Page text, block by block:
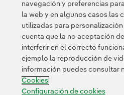
Contacta Política de
Transparencia en el uso de la IA
Configuración de cookies
navegación y preferencias
la web y en algunos casos las
utilizadas para personalización
cuenta que la no aceptación
interferir en el correcto
ejemplo la reproducción de
información puedes consultar
Cookies
Configuración de cookies